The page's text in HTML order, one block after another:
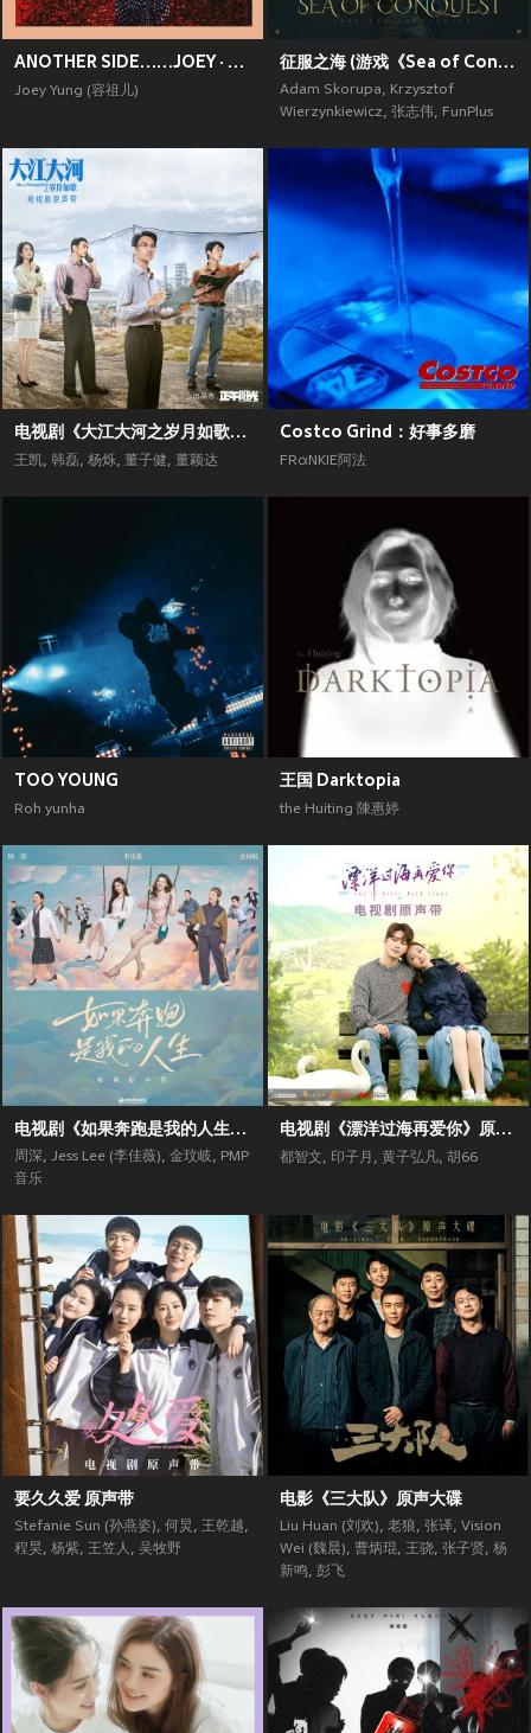
ANOTHER SIDE……JOEY · MY SECRET · LIVE
Joey Yung (容祖儿)
征服之海 (游戏《Sea of Conquest》原声带)
Adam Skorupa, Krzysztof
Wierzynkiewicz, 张志伟, FunPlus
电视剧《大江大河之岁月如歌》原声带
王凯, 韩磊, 杨烁, 董子健, 董颖达
Costco Grind：好事多磨
FRαNKIE阿法
TOO YOUNG
Roh yunha
王国 Darktopia
the Huiting 陳惠婷
电视剧《如果奔跑是我的人生》原声带
周深, Jess Lee (李佳薇), 金玟岐, PMP
音乐
电视剧《漂洋过海再爱你》原声带
都智文, 印子月 , 黄子弘凡, 胡66
要久久爱 原声带
Stefanie Sun (孙燕姿), 何炅, 王乾越,
程昊, 杨紫, 王笠人, 吴牧野
电影《三大队》原声大碟
Liu Huan (刘欢), 老狼, 张译, Vision
Wei (魏晨), 曹炳琨, 王骁, 张子贤, 杨
新鸣, 彭飞